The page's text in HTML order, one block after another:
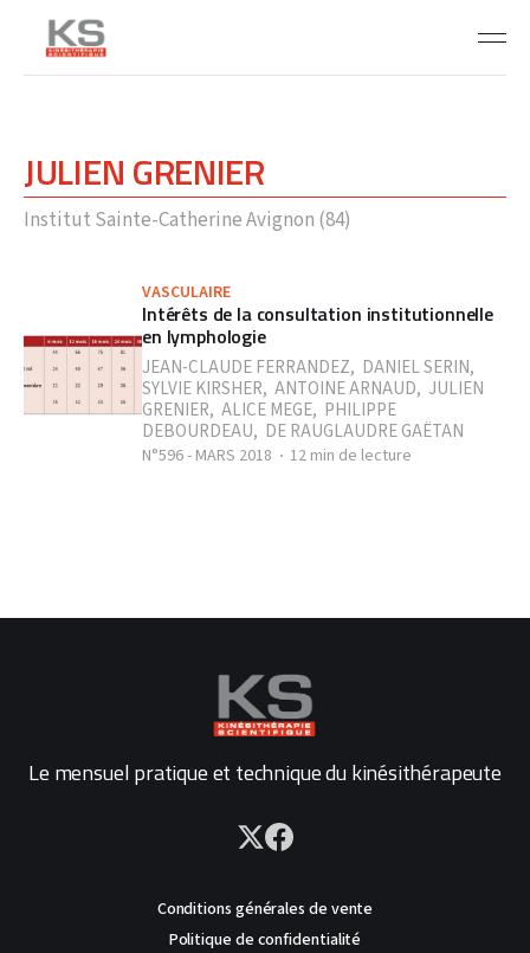
JULIEN GRENIER
Institut Sainte-Catherine Avignon (84)
VASCULAIRE
Intérêts de la consultation institutionnelle
en lymphologie
JEAN-CLAUDE FERRANDEZ, DANIEL SERIN,
SYLVIE KIRSHER, ANTOINE ARNAUD, JULIEN
GRENIER, ALICE MEGE, PHILIPPE
DEBOURDEAU, DE RAUGLAUDRE GAËTAN
N°596 - MARS 2018 12 min de lecture
Le mensuel pratique et technique du kinésithérapeute
Conditions générales de vente
Politique de confidentialité